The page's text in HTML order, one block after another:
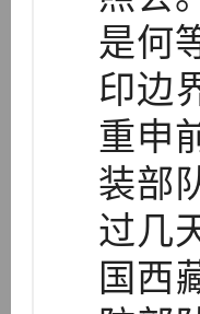
是何
印边
重申
装部
过几
国西